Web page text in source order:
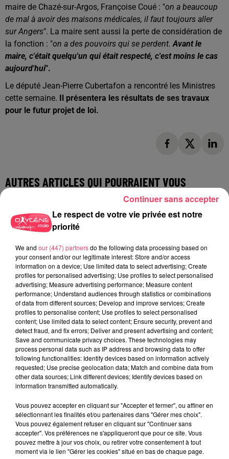
maire de Chazé-sur-Argos, Françoise Coué : "on a beaucoup
de mal à avoir des maisons médicales, il faut toujours aller
sur Angers". La maire sent aussi la perte de considération de
la fonction : "on a des pouvoirs qui se perdent.Avant le
maire, c'était quelqu'un qui était respecté, c'est moins le cas
aujourd'hui".
Le député Jean-Pierre Cubertafon a rencontré les Ministres
cette semaine. Il présentera les résultats de ses travaux
pour le futur projet de loi.
AUTRES ARTICLES QUI POURRAIENT VOUS
PODCAST : L’HIPPODROME DE ROCHEFORT-SUR-LOIRE PRÊT À
RETROUVER SON...
Le respect de votre vie privée est notre
priorité
We and our (447) partnersdo the following data processing based on
your consent and/or our legitimate interest: Store and/or access
information on a device; Use limited data to select advertising; Create
profiles for personalised advertising; Use profiles to select personalised
advertising; Measure advertising performance; Measure content
performance; Understand audiences through statistics or combinations
of data from different sources; Develop and improve services; Create
profiles to personalise content; Use profiles to select personalised
content; Use limited data to select content; Ensure security, prevent and
detect fraud, and fix errors; Deliver and present advertising and content;
Save and communicate privacy choices. These technologies may
process personal data such as IP address and browsing data to offer
following functionalities: Identify devices based on information actively
requested; Use precise geolocation data; Match and combine data from
other data sources; Link different devices; Identify devices based on
information transmitted automatically.
Vous pouvez accepter en cliquant sur "Accepter et fermer", ou affiner en
sélectionnant les finalités et/ou partenaires dans "Gérer mes choix".
Vous pouvez également refuser en cliquant sur "Continuer sans
accepter". Vos préférences ne s'appliqueront que pour ce site. Vous
pouvez mettre à jour vos choix, ou retirer votre consentement à tout
moment via le lien "Gérer les cookies" situé en bas de chaque page.
Continuer sans accepter